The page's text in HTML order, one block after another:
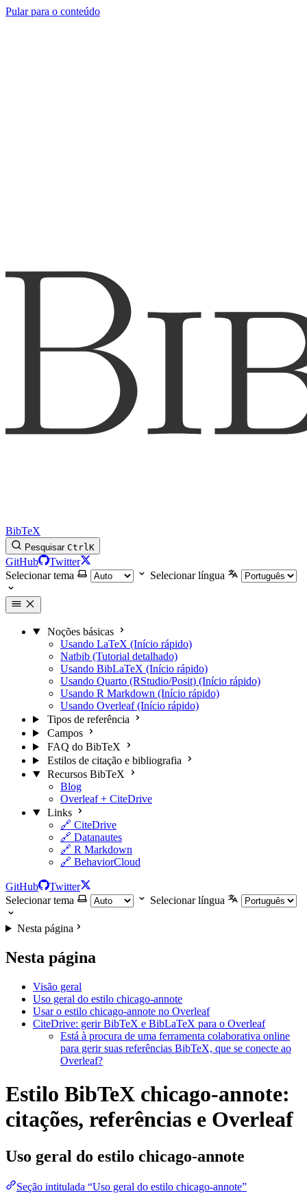
Pular para o conteúdo
BibTeX
Pesquisar CtrlK
GitHub
Twitter
Selecionar tema
Selecionar língua
Noções básicas
Usando LaTeX (Início rápido)
Natbib (Tutorial detalhado)
Usando BibLaTeX (Início rápido)
Usando Quarto (RStudio/Posit) (Início rápido)
Usando R Markdown (Início rápido)
Usando Overleaf (Início rápido)
Tipos de referência
Campos
FAQ do BibTeX
Estilos de citação e bibliografia
Recursos BibTeX
Blog
Overleaf + CiteDrive
Links
🔗 CiteDrive
🔗 Datanautes
🔗 R Markdown
🔗 BehaviorCloud
GitHub
Twitter
Selecionar tema
Selecionar língua
Nesta página
Nesta página
Visão geral
Uso geral do estilo chicago-annote
Usar o estilo chicago-annote no Overleaf
CiteDrive: gerir BibTeX e BibLaTeX para o Overleaf
Está à procura de uma ferramenta colaborativa online
para gerir suas referências BibTeX, que se conecte ao
Overleaf?
Estilo BibTeX chicago-annote:
citações, referências e Overleaf
Uso geral do estilo chicago-annote
Seção intitulada “Uso geral do estilo chicago-annote”